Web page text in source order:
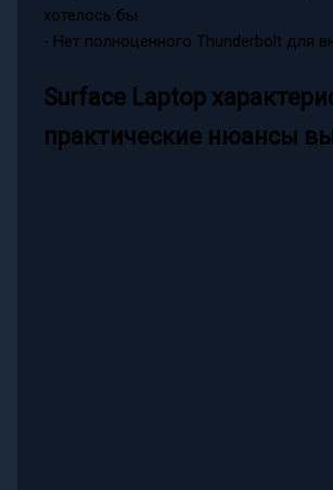
хотелось бы
- Нет полноценного Thunderbolt для
Surface Laptop
практические нюансы